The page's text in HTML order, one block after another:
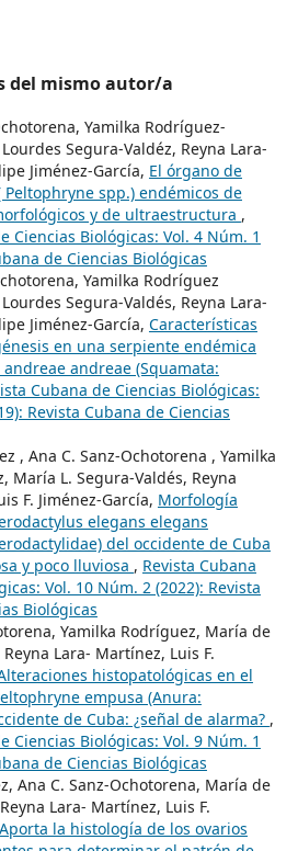
del mismo autor/a
Yamilka Rodríguez-
Segura-Valdéz, Reyna Lara-
Jiménez-García, El órgano de
Peltophryne spp.) endémicos de
y de ultraestructura ,
Ciencias Biológicas: Vol. 4 Núm. 1
de Ciencias Biológicas
Yamilka Rodríguez
Segura-Valdés, Reyna Lara-
Jiménez-García, Características
en una serpiente endémica
andreae (Squamata:
Cubana de Ciencias Biológicas:
Revista Cubana de Ciencias
, Ana C. Sanz-Ochotorena , Yamilka
María L. Segura-Valdés, Reyna
F. Jiménez-García, Morfología
elegans elegans
del occidente de Cuba
y poco lluviosa , Revista Cubana
Vol. 10 Núm. 2 (2022): Revista
Biológicas
Yamilka Rodríguez, María de
Lara- Martínez, Luis F.
histopatológicas en el
empusa (Anura:
de Cuba: ¿señal de alarma? ,
Ciencias Biológicas: Vol. 9 Núm. 1
de Ciencias Biológicas
Ana C. Sanz-Ochotorena, María de
Lara- Martínez, Luis F.
la histología de los ovarios